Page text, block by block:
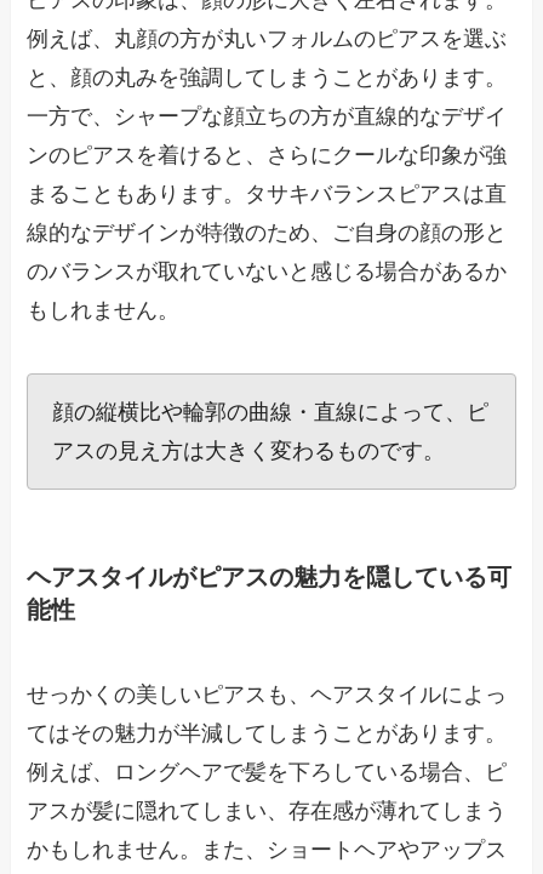
例えば、丸顔の方が丸いフォルムのピアスを選ぶ
と、顔の丸みを強調してしまうことがあります。
一方で、シャープな顔立ちの方が直線的なデザイ
ンのピアスを着けると、さらにクールな印象が強
まることもあります。タサキバランスピアスは直
線的なデザインが特徴のため、ご自身の顔の形と
のバランスが取れていないと感じる場合があるか
もしれません。
顔の縦横比や輪郭の曲線・直線によって、ピ
アスの見え方は大きく変わるものです。
ヘアスタイルがピアスの魅力を隠している可
能性
せっかくの美しいピアスも、ヘアスタイルによっ
てはその魅力が半減してしまうことがあります。
例えば、ロングヘアで髪を下ろしている場合、ピ
アスが髪に隠れてしまい、存在感が薄れてしまう
かもしれません。また、ショートヘアやアップス